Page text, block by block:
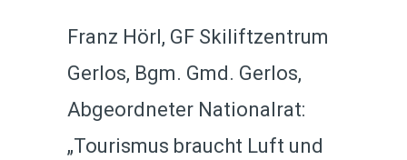
Franz Hörl, GF Skiliftzentrum
Gerlos, Bgm. Gmd. Gerlos,
Abgeordneter Nationalrat:
„Tourismus braucht Luft und